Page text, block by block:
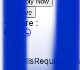
Save
Share :
All Skills